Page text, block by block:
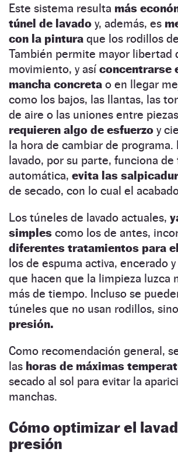
Este sistema resulta más
túnel de lavado y, además, es
con la pintura que los rodillos
También permite mayor libertad
movimiento, y así concentrarse
mancha concreta o en llegar
como los bajos, las llantas, las
de aire o las uniones entre
requieren algo de esfuerzo y
la hora de cambiar de programa.
lavado, por su parte, funciona de
automática, evita las
de secado, con lo cual el
Los túneles de lavado actuales,
simples como los de antes,
diferentes tratamientos para
los de espuma activa, encerado
que hacen que la limpieza luzca
más de tiempo. Incluso se
túneles que no usan rodillos, sino
presión.
Como recomendación general,
las horas de máximas
secado al sol para evitar la
manchas.
Cómo optimizar el
presión